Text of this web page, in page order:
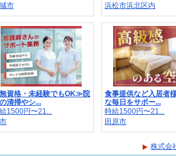
市
浜松市浜北区内
資格・未経験でもOK≫院
清掃やシ...
1500円〜21...
食事提供など入居者
な毎日をサポー...
時給1500円〜21...
田原市
株式会